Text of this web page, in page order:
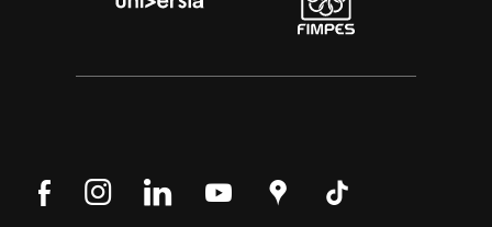
SíguenosSíguenos SíguenosSíguenos
Encuéntranos